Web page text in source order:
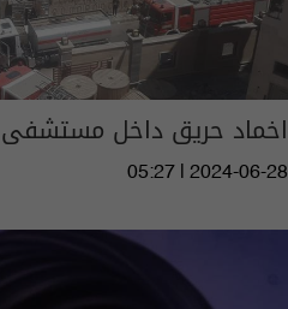
اخماد حريق داخل مستشفى
05:27 | 2024-06-28